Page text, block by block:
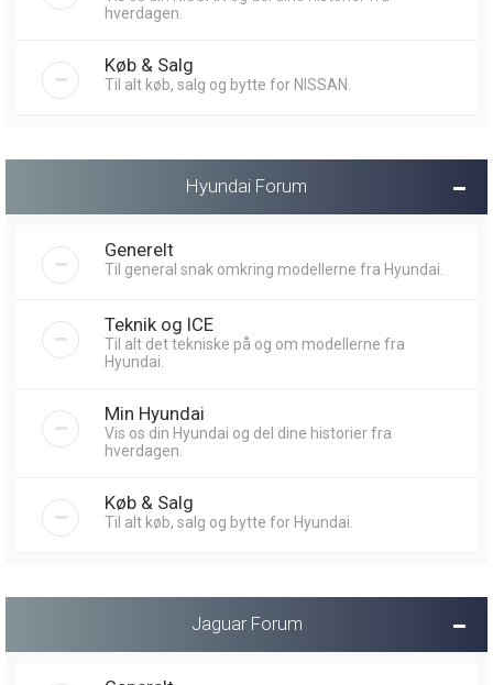
hverdagen.
Køb & Salg
Til alt køb, salg og bytte for NISSAN.
Hyundai Forum
Generelt
Til general snak omkring modellerne fra Hyundai.
Teknik og ICE
Til alt det tekniske på og om modellerne fra
Hyundai.
Min Hyundai
Vis os din Hyundai og del dine historier fra
hverdagen.
Køb & Salg
Til alt køb, salg og bytte for Hyundai.
Jaguar Forum